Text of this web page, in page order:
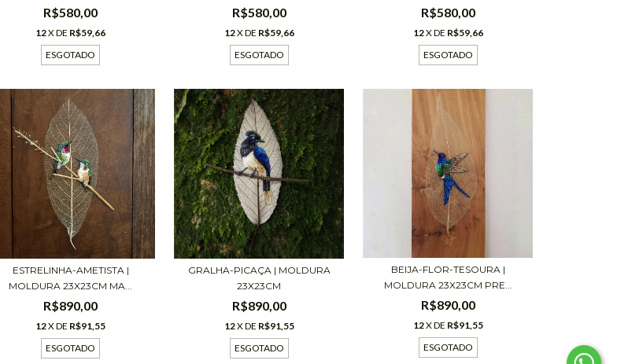
R$580,00
12X DE R$59,66
ESGOTADO
R$580,00
12X DE R$59,66
ESGOTADO
R$580,00
12X DE R$59,66
ESGOTADO
ESTRELINHA-AMETISTA |
MOLDURA 23X23CM MA...
R$890,00
12X DE R$91,55
ESGOTADO
GRALHA-PICAÇA | MOLDURA
23X23CM
R$890,00
12X DE R$91,55
ESGOTADO
BEIJA-FLOR-TESOURA |
MOLDURA 23X23CM PRE...
R$890,00
12X DE R$91,55
ESGOTADO